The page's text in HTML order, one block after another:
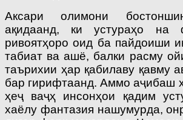
Аксари олимони
ақидаанд, ки устураҳо на
ривоятҳоро оид ба пайдоиши
табиат ва ашё, балки расму
таърихии ҳар қабилаву қавму
бар гирифтаанд. Аммо аҷибаш
ҳеҷ ваҷҳ инсонҳои қадим
хаёлу фантазия нашумурда,